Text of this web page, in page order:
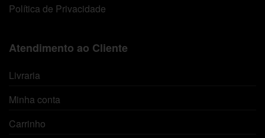
Política de Privacidade
Atendimento ao Cliente
Livraria
Minha conta
Carrinho